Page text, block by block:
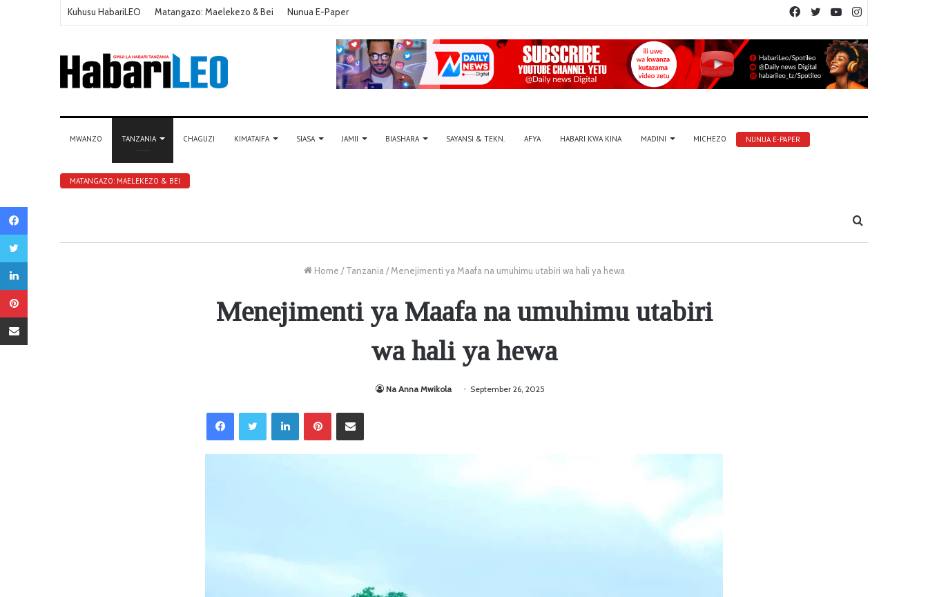
Kuhusu HabariLEO Matangazo: Maelekezo & Bei Nunua E-Paper YouTube
Twitter
Facebook
MWANZO TANZANIA CHAGUZI KIMATAIFA SIASA JAMII BIASHARA SAYANSI & TEKN. AFYA HABARI KWA KINA MADINI MICHEZO NUNUA E-PAPER
MATANGAZO: MAELEKEZO & BEI
Tafuta
Home / Tanzania / Menejimenti ya Maafa na umuhimu utabiri wa hali ya hewa
Menejimenti ya Maafa na umuhimu utabiri
wa hali ya hewa
Na Anna Mwikola September 26, 2025
LinkedIn